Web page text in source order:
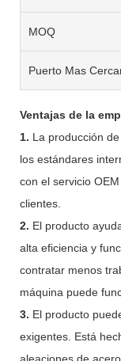
MOQ
Puerto Mas
Ventajas de la
1. La producción
los estándares
con el servicio
clientes.
2. El producto
alta eficiencia y
contratar menos
máquina puede
3. El producto
exigentes. Está
aleaciones de